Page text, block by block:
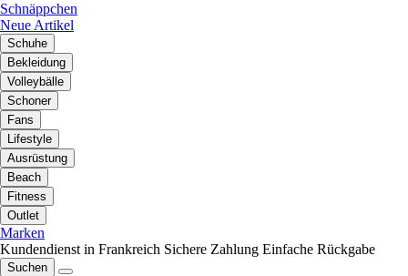
Schnäppchen
Neue Artikel
Schuhe
Bekleidung
Volleybälle
Schoner
Fans
Lifestyle
Ausrüstung
Beach
Fitness
Outlet
Marken
Kundendienst in Frankreich Sichere Zahlung Einfache Rückgabe
Suchen